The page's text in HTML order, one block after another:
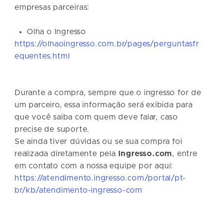
empresas parceiras:
Olha o Ingresso
https://olhaoingresso.com.br/pages/perguntasfr
equentes.html
Durante a compra, sempre que o ingresso for de
um parceiro, essa informação será exibida para
que você saiba com quem deve falar, caso
precise de suporte.
Se ainda tiver dúvidas ou se sua compra foi
realizada diretamente pela
Ingresso.com, entre
em contato com a nossa equipe por aqui:
https://atendimento.ingresso.com/portal/pt-
br/kb/atendimento-ingresso-com